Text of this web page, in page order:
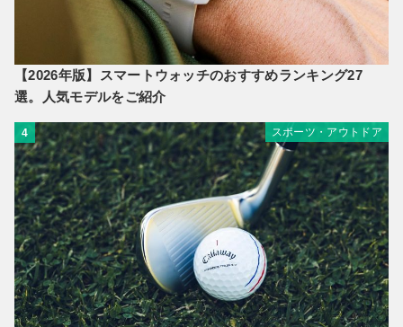
【2026年版】スマートウォッチのおすすめランキング27
選。人気モデルをご紹介
4 スポーツ・アウトドア